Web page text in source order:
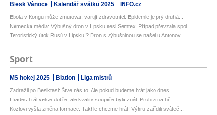
Blesk Vánoce Kalendář svátků 2025 INFO.cz
Ebola v Kongu může zmutovat, varují zdravotníci. Epidemie je prý druhá...
Německá média: Výbušný dron v Lipsku nesl Semtex. Případ převzala spol...
Teroristický útok Rusů v Lipsku!? Dron s výbušninou se našel u Antonov...
Sport
MS hokej 2025 Biatlon Liga mistrů
Zadražil po Besiktasi: Štve nás to. Ale pokud budeme hrát jako dnes......
Hradec hrál velice dobře, ale kvalita soupeře byla znát. Prohra na hři...
Kozlovi vyšla změna formace: Takhle chceme hrát! Výhru zařídili sváteč...